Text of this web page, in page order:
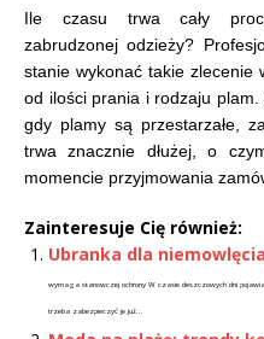
Ile czasu trwa cały
zabrudzonej odzieży?
stanie wykonać takie zlecenie
od ilości prania i rodzaju
gdy plamy są przestarzałe,
trwa znacznie dłużej, o
momencie przyjmowania
Zainteresuje Cię również:
Ubranka dla
wymaga stanowczej ochrony W czasie deszczowych dni
trzeba zabezpieczyć je już...